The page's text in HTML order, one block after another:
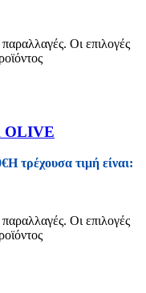
Οι επιλογές
OLIVE
€Η τρέχουσα τιμή είναι:
Οι επιλογές